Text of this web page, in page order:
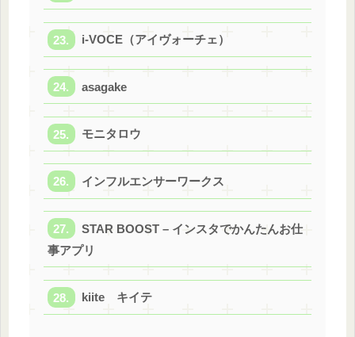
i-VOCE（アイヴォーチェ）
asagake
モニタロウ
インフルエンサーワークス
STAR BOOST – インスタでかんたんお仕
事アプリ
kiite キイテ